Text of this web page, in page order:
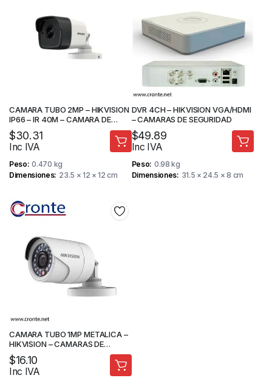
CAMARA TUBO 2MP – HIKVISION
IP66 – IR 40M – CAMARA DE
SEGURIDAD
$30.31
Inc IVA
Peso 0.470 kg
Dimensiones 23.5 × 12 × 12 cm
DVR 4CH – HIKVISION VGA/HDMI
– CAMARAS DE SEGURIDAD
$49.89
Inc IVA
Peso 0.98 kg
Dimensiones
31.5 × 24.5 × 8 cm
CAMARA TUBO 1MP METALICA –
HIKVISION – CAMARAS DE
SEGURIDAD
$16.10
Inc IVA